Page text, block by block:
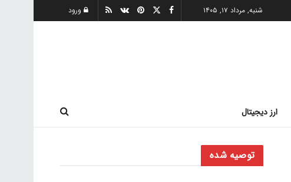
شنبه, مرداد ۱۷, ۱۴۰۵ ورود
ارز دیجیتال
توصیه شده